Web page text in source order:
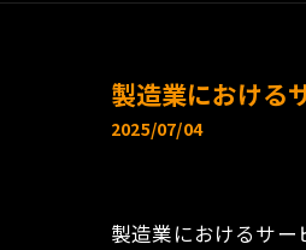
製造業における
2025/07/04
製造業におけるサ